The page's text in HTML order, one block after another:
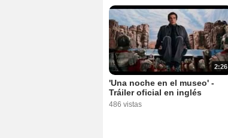
2:26
'Una noche en el museo' -
Tráiler oficial en inglés
486 vistas